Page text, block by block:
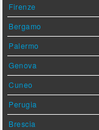
Firenze
Bergamo
Palermo
Genova
Cuneo
Perugia
Brescia